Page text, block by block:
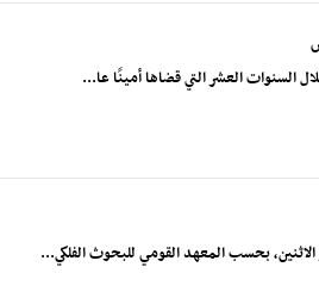
السنوات العشر التي قضاها أمينًا عا...